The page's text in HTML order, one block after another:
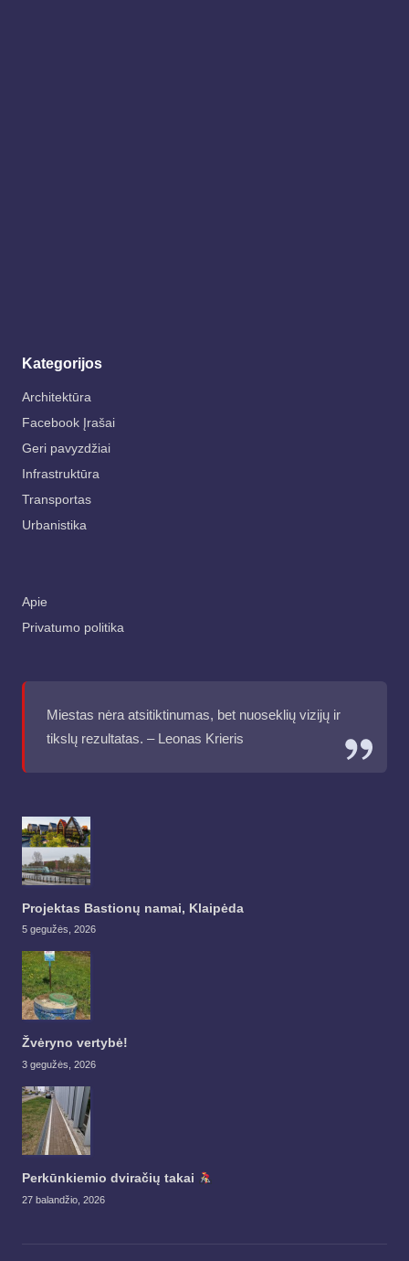
Kategorijos
Architektūra
Facebook Įrašai
Geri pavyzdžiai
Infrastruktūra
Transportas
Urbanistika
Apie
Privatumo politika
Miestas nėra atsitiktinumas, bet nuoseklių vizijų ir
tikslų rezultatas. – Leonas Krieris
Projektas Bastionų namai, Klaipėda
5 gegužės, 2026
Žvėryno vertybė!
3 gegužės, 2026
Perkūnkiemio dviračių takai
27 balandžio, 2026